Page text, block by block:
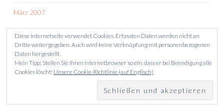
März 2007
STOLZ PRÄSENTIERT VON WORDPRESS
THEME: SKETCH VON WORDPRESS.COM.
Diese Internetseite verwendet Cookies. Erfassten Daten werden nicht an
Dritte weitergegeben. Auch wird keine Verknüpfung mit personenbezogenen
Daten hergestellt.
Mein Tipp: Stellen Sie Ihren Internetbrowser so ein, dass er bei Beendigung alle
Cookies löscht! Unsere Cookie-Richtlinie (auf Englisch)